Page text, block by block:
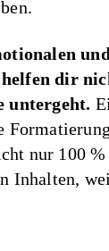
und
dir
untergeht.
nur 100
Inhalten,